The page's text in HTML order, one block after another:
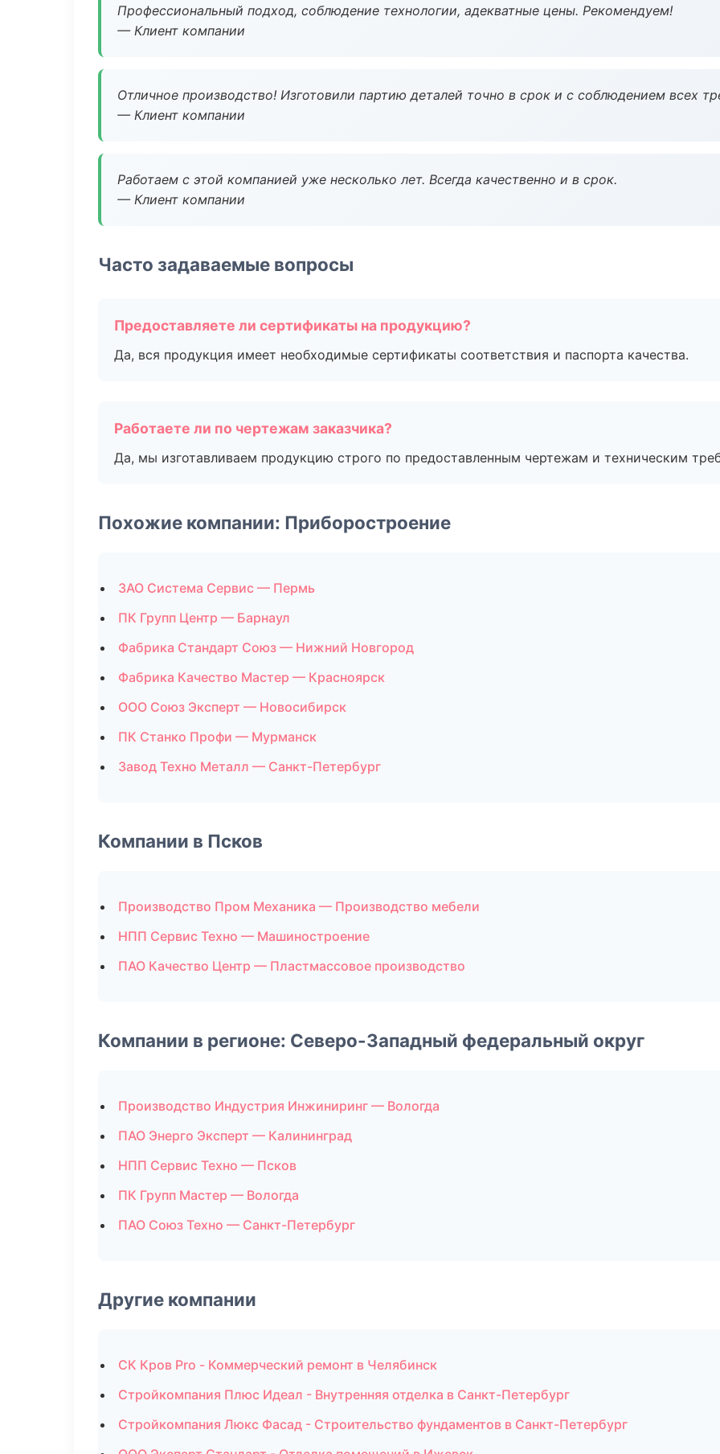
Профессиональный подход, соблюдение технологии, адекватные цены. Рекомендуем!
— Клиент компании
Отличное производство! Изготовили партию деталей точно в срок и с соблюдением всех
— Клиент компании
Работаем с этой компанией уже несколько лет. Всегда качественно и в срок.
— Клиент компании
Часто задаваемые вопросы
Предоставляете ли сертификаты на продукцию?
Да, вся продукция имеет необходимые сертификаты соответствия и паспорта качества.
Работаете ли по чертежам заказчика?
Да, мы изготавливаем продукцию строго по предоставленным чертежам и техническим
Похожие компании: Приборостроение
ЗАО Система Сервис — Пермь
ПК Групп Центр — Барнаул
Фабрика Стандарт Союз — Нижний Новгород
Фабрика Качество Мастер — Красноярск
ООО Союз Эксперт — Новосибирск
ПК Станко Профи — Мурманск
Завод Техно Металл — Санкт-Петербург
Компании в Псков
Производство Пром Механика — Производство мебели
НПП Сервис Техно — Машиностроение
ПАО Качество Центр — Пластмассовое производство
Компании в регионе: Северо-Западный федеральный округ
Производство Индустрия Инжиниринг — Вологда
ПАО Энерго Эксперт — Калининград
НПП Сервис Техно — Псков
ПК Групп Мастер — Вологда
ПАО Союз Техно — Санкт-Петербург
Другие компании
СК Кров Pro - Коммерческий ремонт в Челябинск
Стройкомпания Плюс Идеал - Внутренняя отделка в Санкт-Петербург
Стройкомпания Люкс Фасад - Строительство фундаментов в Санкт-Петербург